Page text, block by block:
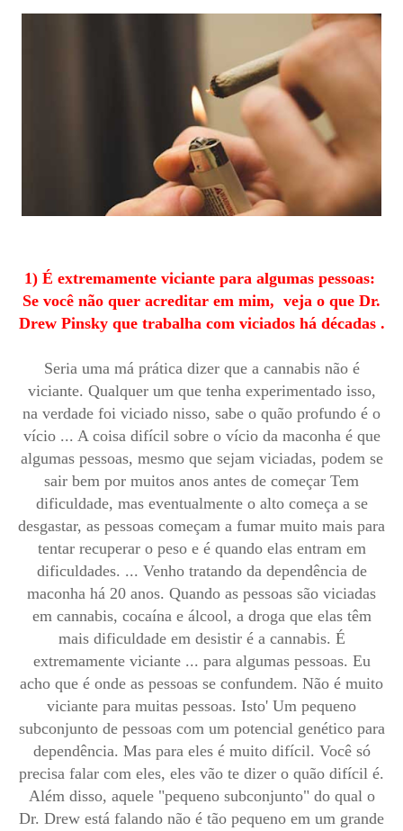
1) É extremamente viciante para algumas pessoas:
Se você não quer acreditar em mim, veja o que Dr.
Drew Pinsky que trabalha com viciados há décadas .
Seria uma má prática dizer que a cannabis não é
viciante. Qualquer um que tenha experimentado isso,
na verdade foi viciado nisso, sabe o quão profundo é o
vício ... A coisa difícil sobre o vício da maconha é que
algumas pessoas, mesmo que sejam viciadas, podem se
sair bem por muitos anos antes de começar Tem
dificuldade, mas eventualmente o alto começa a se
desgastar, as pessoas começam a fumar muito mais para
tentar recuperar o peso e é quando elas entram em
dificuldades. ... Venho tratando da dependência de
maconha há 20 anos. Quando as pessoas são viciadas
em cannabis, cocaína e álcool, a droga que elas têm
mais dificuldade em desistir é a cannabis. É
extremamente viciante ... para algumas pessoas. Eu
acho que é onde as pessoas se confundem. Não é muito
viciante para muitas pessoas. Isto' Um pequeno
subconjunto de pessoas com um potencial genético para
dependência. Mas para eles é muito difícil. Você só
precisa falar com eles, eles vão te dizer o quão difícil é.
Além disso, aquele "pequeno subconjunto" do qual o
Dr. Drew está falando não é tão pequeno em um grande